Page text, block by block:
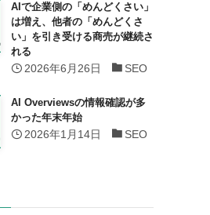
AIで企業側の「めんどくさい」
は増え、他者の「めんどくさ
い」を引き受ける商売が継続さ
れる
2026年6月26日 SEO
AI Overviewsの情報確認が多
かった年末年始
2026年1月14日 SEO